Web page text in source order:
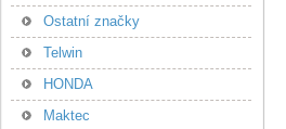
Ostatní značky
Telwin
HONDA
Maktec